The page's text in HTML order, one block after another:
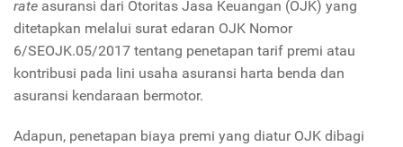
rate asuransi dari Otoritas Jasa Keuangan (OJK) yang
ditetapkan melalui surat edaran OJK Nomor
6/SEOJK.05/2017 tentang penetapan tarif premi atau
kontribusi pada lini usaha asuransi harta benda dan
asuransi kendaraan bermotor.
Adapun, penetapan biaya premi yang diatur OJK dibagi